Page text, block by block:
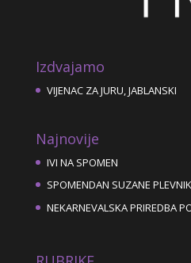
Izdvajamo
VIJENAC ZA JURU, JABLANSKI
Najnovije
IVI NA SPOMEN
SPOMENDAN SUZANE PLEVNIK
NEKARNEVALSKA PRIREDBA